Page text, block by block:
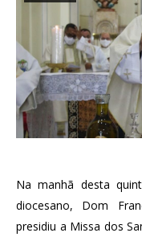
Na manhã desta
diocesano, Dom
presidiu a Missa dos